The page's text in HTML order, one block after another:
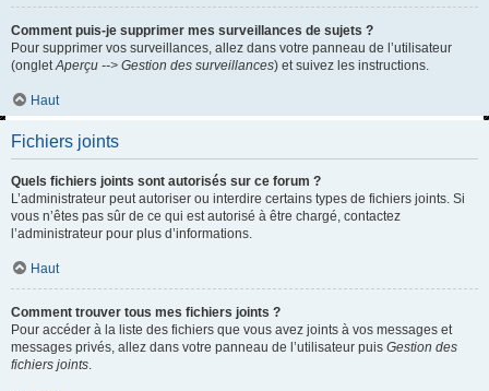
Comment puis-je supprimer mes surveillances de sujets ?
Pour supprimer vos surveillances, allez dans votre panneau de l’utilisateur
(ongletAperçu --> Gestion des surveillances) et suivez les instructions.
Haut
Fichiers joints
Quels fichiers joints sont autorisés sur ce forum ?
L’administrateur peut autoriser ou interdire certains types de fichiers joints. Si
vous n’êtes pas sûr de ce qui est autorisé à être chargé, contactez
l’administrateur pour plus d’informations.
Haut
Comment trouver tous mes fichiers joints ?
Pour accéder à la liste des fichiers que vous avez joints à vos messages et
messages privés, allez dans votre panneau de l’utilisateur puis Gestion des
fichiers joints.